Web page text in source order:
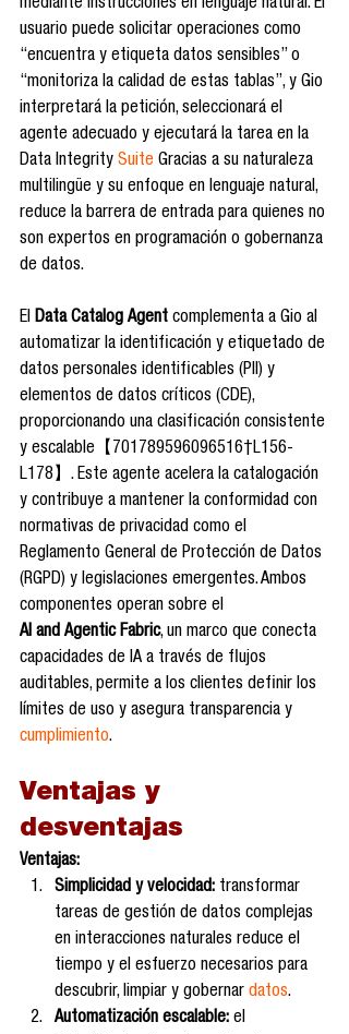
mediante instrucciones en lenguaje natural. El
usuario puede solicitar operaciones como
“encuentra y etiqueta datos sensibles” o
“monitoriza la calidad de estas tablas”, y Gio
interpretará la petición, seleccionará el
agente adecuado y ejecutará la tarea en la
Data Integrity Suite Gracias a su naturaleza
multilingüe y su enfoque en lenguaje natural,
reduce la barrera de entrada para quienes no
son expertos en programación o gobernanza
de datos.
El Data Catalog Agent complementa a Gio al
automatizar la identificación y etiquetado de
datos personales identificables (PII) y
elementos de datos críticos (CDE),
proporcionando una clasificación consistente
y escalable【701789596096516†L156-
L178】. Este agente acelera la catalogación
y contribuye a mantener la conformidad con
normativas de privacidad como el
Reglamento General de Protección de Datos
(RGPD) y legislaciones emergentes. Ambos
componentes operan sobre el
AI and Agentic Fabric, un marco que conecta
capacidades de IA a través de flujos
auditables, permite a los clientes definir los
límites de uso y asegura transparencia y
cumplimiento.
Ventajas y
desventajas
Ventajas:
Simplicidad y velocidad: transformar
tareas de gestión de datos complejas
en interacciones naturales reduce el
tiempo y el esfuerzo necesarios para
descubrir, limpiar y gobernar datos.
Automatización escalable: el